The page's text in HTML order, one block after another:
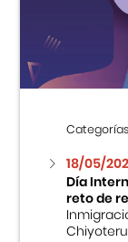
Centro
Cursos
Museo
Fondo
Teatro
18/05/
Día
reto de
Chiyoteru